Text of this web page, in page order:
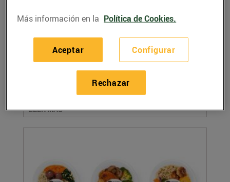
Els clients de Bonpreu i Esclat donen
d’oportunitats en la infància
17/agosto/2022
Els clients de Bonpreu i Esclat donen 52.396€
a Fundesplai per la igualtat d’oportunitats en
LEER MÁS
Más información en la Política de Cookies.
Configurar
Rechazar
Aceptar